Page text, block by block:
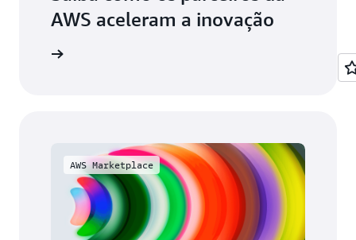
AWS aceleram a inovação
AWS Marketplace